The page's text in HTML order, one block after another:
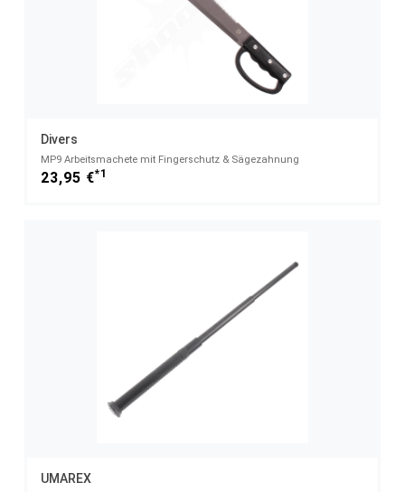
Divers
MP9 Arbeitsmachete mit Fingerschutz & Sägezahnung
23,95 €*1
UMAREX